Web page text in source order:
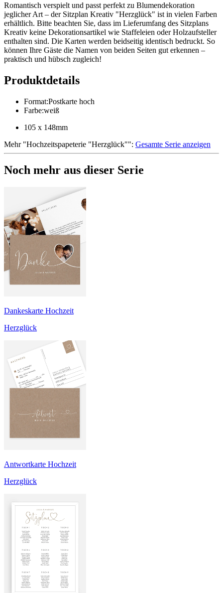
Romantisch verspielt und passt perfekt zu Blumendekoration
jeglicher Art – der Sitzplan Kreativ "Herzglück" ist in vielen Farben
erhältlich. Bitte beachten Sie, dass im Lieferumfang des Sitzplans
Kreativ keine Dekorationsartikel wie Staffeleien oder Holzaufsteller
enthalten sind. Die Karten werden beidseitig identisch bedruckt. So
können Ihre Gäste die Namen von beiden Seiten gut erkennen –
praktisch und hübsch zugleich!
Produktdetails
Format:Postkarte hoch
Farbe:weiß
105 x 148mm
Mehr"Hochzeitspapeterie "Herzglück"": Gesamte Serie anzeigen
Noch mehr aus dieser Serie
Dankeskarte Hochzeit
Herzglück
Antwortkarte Hochzeit
Herzglück